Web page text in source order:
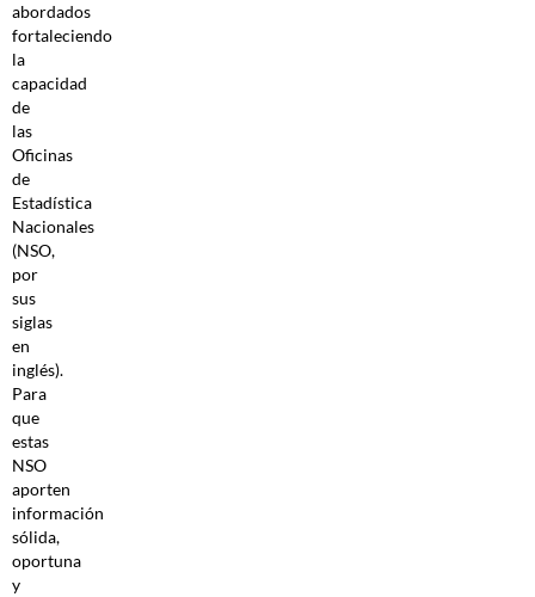
abordados
fortaleciendo
la
capacidad
de
las
Oficinas
de
Estadística
Nacionales
(NSO,
por
sus
siglas
en
inglés).
Para
que
estas
NSO
aporten
información
sólida,
oportuna
y